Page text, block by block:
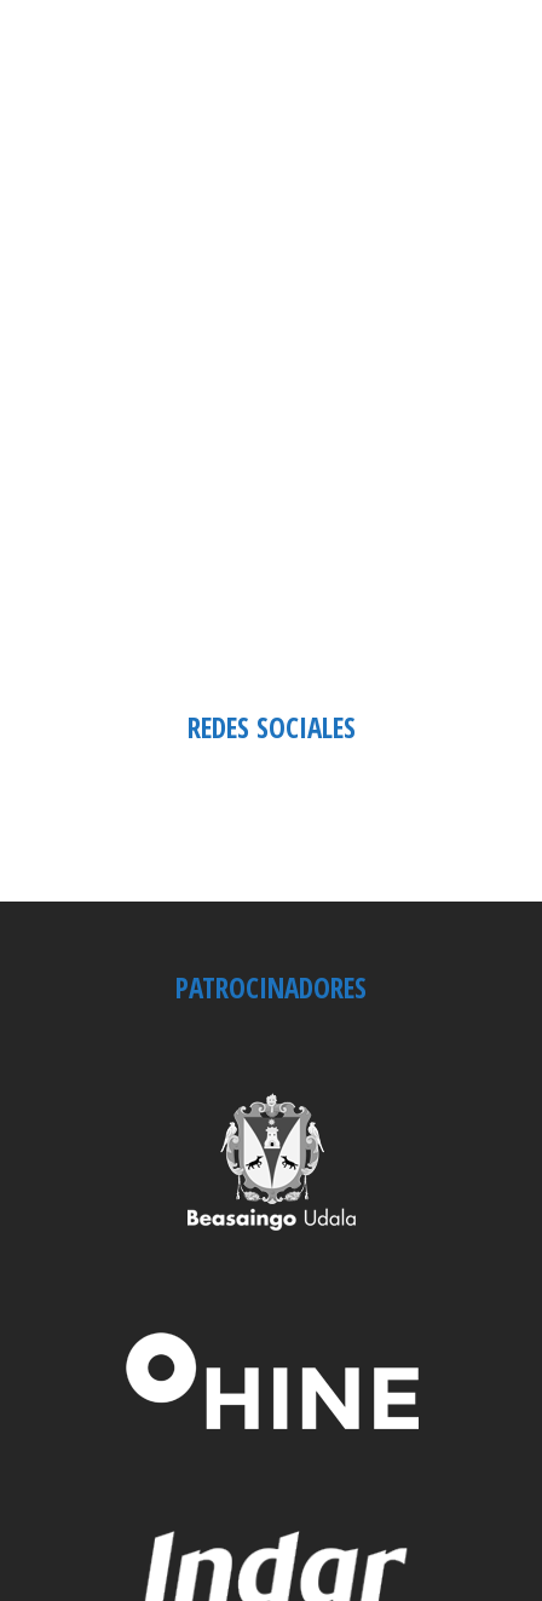
REDES SOCIALES
PATROCINADORES